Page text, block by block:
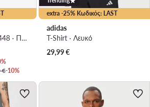
Dropset Control JQ1448 · Παπούτσια για Γυμναστήριο
€-10%
extra -25% Κωδικός: LAST
adidas
T-Shirt · Λευκό
29,99€